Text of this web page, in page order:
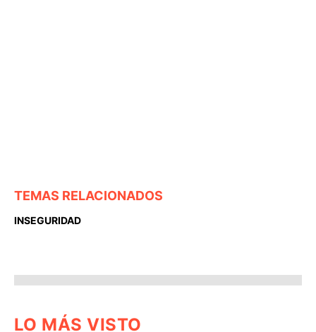
TEMAS RELACIONADOS
INSEGURIDAD
LO MÁS VISTO